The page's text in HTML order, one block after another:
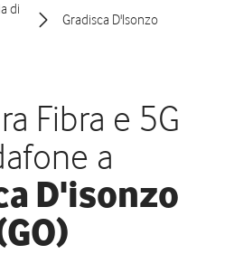
di
Gradisca D'Isonzo
Fibra e 5G
a
D'isonzo